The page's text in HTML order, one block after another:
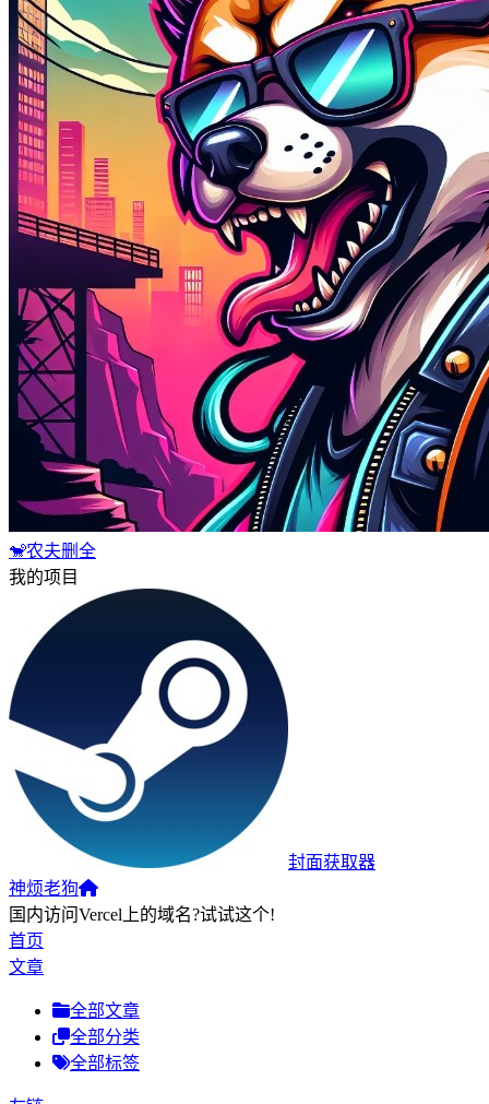
🐒农夫删全
我的项目
封面获取器
神烦老狗
国内访问Vercel上的域名?试试这个!
首页
文章
全部文章
全部分类
全部标签